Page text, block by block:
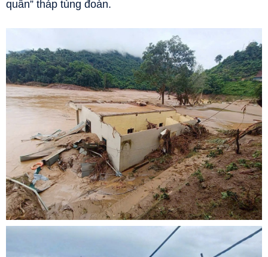
quân” tháp tùng đoàn.